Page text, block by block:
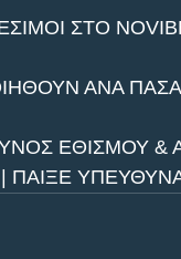
ΣΤΟ
ΑΝΑ ΠΑΣΑ
ΕΘΙΣΜΟΥ &
ΠΑΙΞΕ